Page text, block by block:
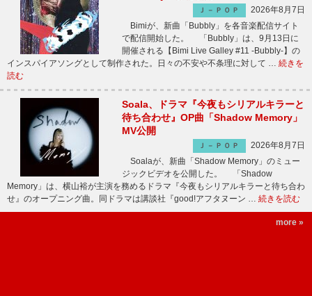
Ｊ－ＰＯＰ
2026年8月7日
Bimiが、新曲「Bubbly」を各音楽配信サイト
で配信開始した。 「Bubbly」は、9月13日に
開催される【Bimi Live Galley #11 -Bubbly-】の
インスパイアソングとして制作された。日々の不安や不条理に対して … 続きを
読む
Soala、ドラマ『今夜もシリアルキラーと
待ち合わせ』OP曲「Shadow Memory」
MV公開
Ｊ－ＰＯＰ
2026年8月7日
Soalaが、新曲「Shadow Memory」のミュー
ジックビデオを公開した。 「Shadow
Memory」は、横山裕が主演を務めるドラマ『今夜もシリアルキラーと待ち合わ
せ』のオープニング曲。同ドラマは講談社『good!アフタヌーン … 続きを読む
more »